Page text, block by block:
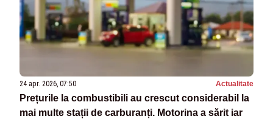
24 apr. 2026, 07:50 Actualitate
Prețurile la combustibili au crescut considerabil la
mai multe stații de carburanți. Motorina a sărit iar